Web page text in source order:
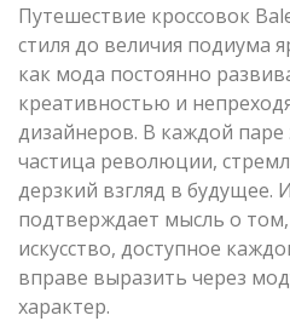
Путешествие кроссовок
стиля до величия подиума
как мода постоянно
креативностью и
дизайнеров. В каждой паре
частица революции,
дерзкий взгляд в будущее.
подтверждает мысль о
искусство, доступное
вправе выразить через
характер.